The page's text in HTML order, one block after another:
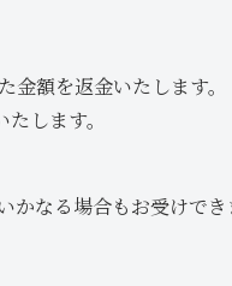
額を返金いたします。
します。
なる場合もお受けでき